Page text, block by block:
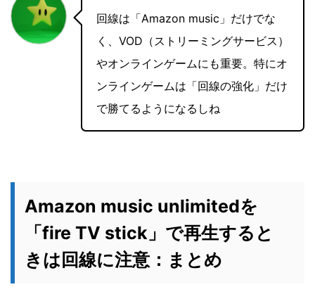
回線は「Amazon music」だけでな
く、VOD（ストリーミングサービス）
やオンラインゲームにも重要。特にオ
ンラインゲームは「回線の強化」だけ
で勝てるようになるしね
Amazon music unlimitedを
「fire TV stick」で再生すると
きは回線に注意：まとめ